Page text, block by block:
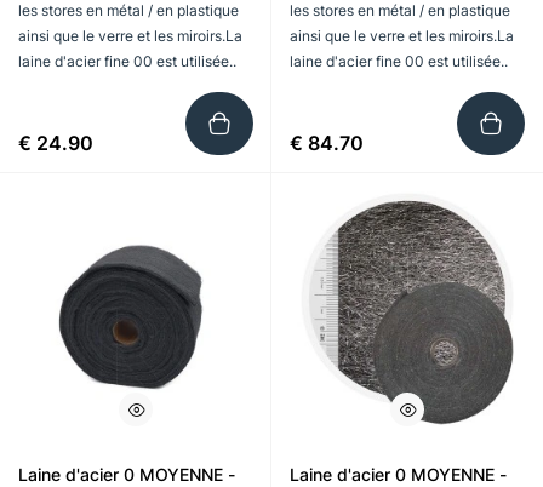
les stores en métal / en plastique
ainsi que le verre et les miroirs.La
laine d'acier fine 00 est utilisée..
€ 24.90
les stores en métal / en plastique
ainsi que le verre et les miroirs.La
laine d'acier fine 00 est utilisée..
€ 84.70
Laine d'acier 0 MOYENNE -
Laine d'acier 0 MOYENNE -